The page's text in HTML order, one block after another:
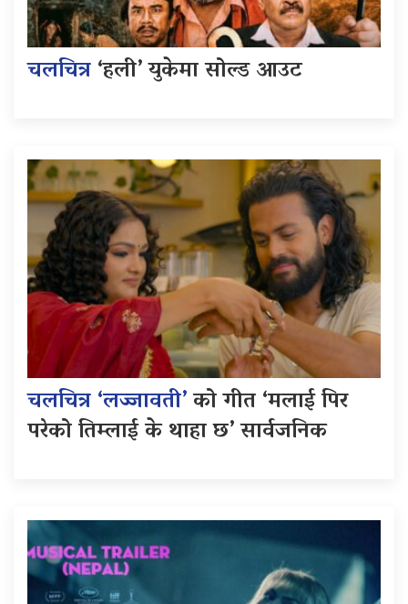
चलचित्र‘हली’ युकेमा सोल्ड आउट
चलचित्र ‘लज्जावती’को गीत ‘मलाई पिर
परेको तिम्लाई के थाहा छ’ सार्वजनिक